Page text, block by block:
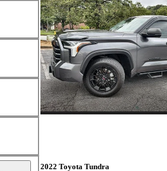
2022 Toyota Tundra